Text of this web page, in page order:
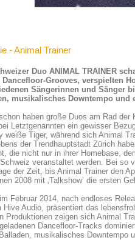
- Animal Trainer
Duo ANIMAL TRAINER
Dancefloor-Grooves, verspielten
Sängerinnen und Sänger
musikalisches Downtempo und
haben große Duos am Rad der
Letztgenannten ein gewisser
weiße Tiger, während sich Animal
der Trendhauptstadt Zürich
die nicht nur in ihrer Homebase,
veranstaltet werden. Bei so
der Zeit, bis Animal Trainer den
2008 mit ‚Talkshow’ die ersten
Februar 2014, nach endloses
Hive Audio, präsentiert das
Produktionen zeigen sich Animal
Dancefloor-Tracks
musikalisches Downtempo